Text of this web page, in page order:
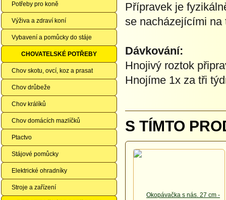
Potřeby pro koně
Výživa a zdraví koní
Vybavení a pomůcky do stáje
CHOVATELSKÉ POTŘEBY
Chov skotu, ovcí, koz a prasat
Chov drůbeže
Chov králíků
Chov domácích mazlíčků
Ptactvo
Stájové pomůcky
Elektrické ohradníky
Stroje a zařízení
Přípravek je
se nacházejícími na
Dávkování:
Hnojivý roztok
Hnojíme 1x za tři
S TÍMTO